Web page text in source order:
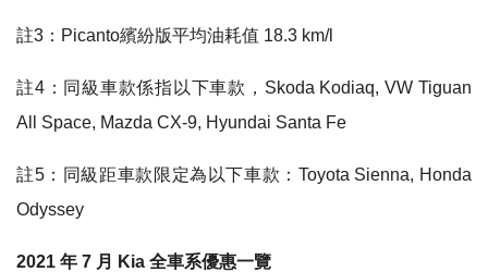
註3 ：Picanto繽紛版平均油耗值 18.3 km/l
註4： 同級車款係指以下車款 ， Skoda Kodiaq, VW Tiguan
All Space, Mazda CX-9, Hyundai Santa Fe
註5： 同級距車款限定為以下車款 ：Toyota Sienna, Honda
Odyssey
2021 年 7 月 Kia 全車系優惠一覽